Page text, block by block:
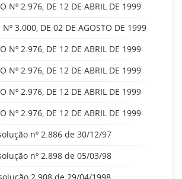
Nº 2.976, DE 12 DE ABRIL DE 1999
Nº 3.000, DE 02 DE AGOSTO DE 1999
Nº 2.976, DE 12 DE ABRIL DE 1999
Nº 2.976, DE 12 DE ABRIL DE 1999
Nº 2.976, DE 12 DE ABRIL DE 1999
Nº 2.976, DE 12 DE ABRIL DE 1999
nº 2.886 de 30/12/97
nº 2.898 de 05/03/98